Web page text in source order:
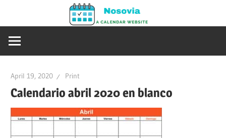
content
2020
2021
April 19, 2020 Print
Calendario abril 2020 en blanco